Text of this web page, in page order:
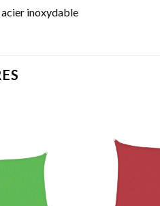
acier inoxydable